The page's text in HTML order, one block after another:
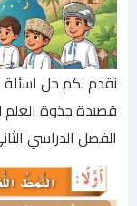
نقدم لكم حل اسئلة
قصيدة جذوة العلم
الفصل الدراسي